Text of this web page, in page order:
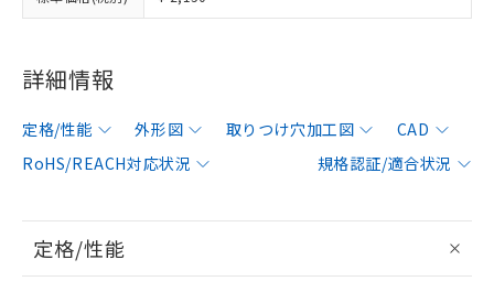
詳細情報
定格/性能 外形図 取りつけ穴加工図
CAD
RoHS/REACH対応状況
規格認証/適合状況
定格/性能